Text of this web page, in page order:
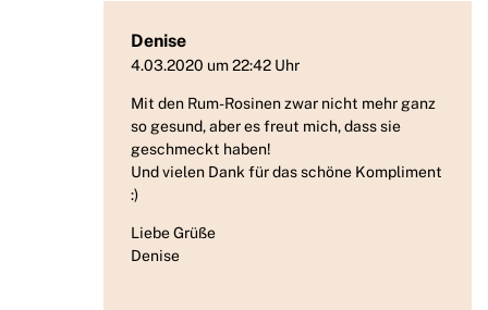
Denise
4.03.2020 um 22:42 Uhr
Mit den Rum-Rosinen zwar nicht mehr ganz
so gesund, aber es freut mich, dass sie
geschmeckt haben!
Und vielen Dank für das schöne Kompliment
:)
Liebe Grüße
Denise